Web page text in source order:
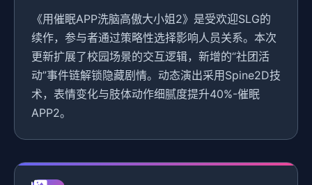
《用催眠APP洗脑高傲大小姐2》是受欢迎SLG的
续作，参与者通过策略性选择影响人员关系。本次
更新扩展了校园场景的交互逻辑，新增的“社团活
动”事件链解锁隐藏剧情。动态演出采用Spine2D技
术，表情变化与肢体动作细腻度提升40%-催眠
APP2。